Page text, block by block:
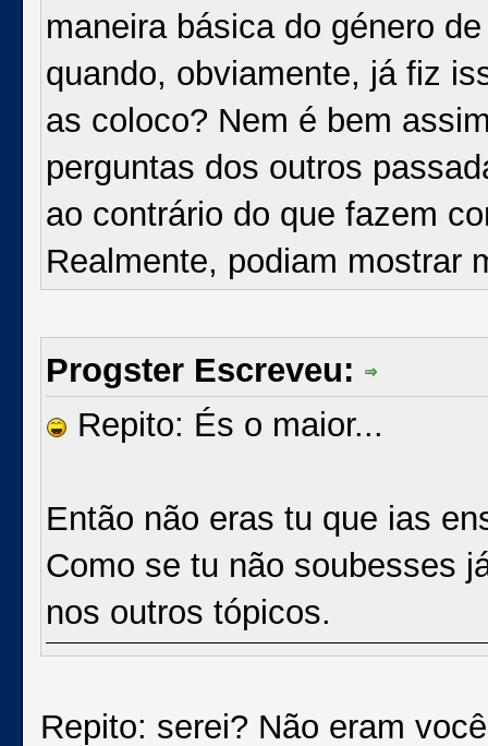
maneira básica do género
quando, obviamente, já fiz
as coloco? Nem é bem
perguntas dos outros
ao contrário do que fazem
Realmente, podiam mostrar
Progster Escreveu:
Repito: És o maior...
Então não eras tu que ias
Como se tu não soubesses
nos outros tópicos.
Repito: serei? Não eram